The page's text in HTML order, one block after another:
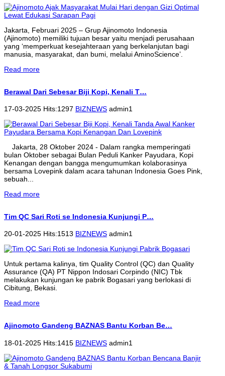
Jakarta, Februari 2025 – Grup Ajinomoto Indonesia
(Ajinomoto) memiliki tujuan besar yaitu menjadi perusahaan
yang ‘memperkuat kesejahteraan yang berkelanjutan bagi
manusia, masyarakat, dan bumi, melalui AminoScience’.
Read more
Berawal Dari Sebesar Biji Kopi, Kenali T…
17-03-2025 Hits:1297 BIZNEWS admin1
Jakarta, 28 Oktober 2024 - Dalam rangka memperingati
bulan Oktober sebagai Bulan Peduli Kanker Payudara, Kopi
Kenangan dengan bangga mengumumkan kolaborasinya
bersama Lovepink dalam acara tahunan Indonesia Goes Pink,
sebuah...
Read more
Tim QC Sari Roti se Indonesia Kunjungi P…
20-01-2025 Hits:1513 BIZNEWS admin1
Untuk pertama kalinya, tim Quality Control (QC) dan Quality
Assurance (QA) PT Nippon Indosari Corpindo (NIC) Tbk
melakukan kunjungan ke pabrik Bogasari yang berlokasi di
Cibitung, Bekasi.
Read more
Ajinomoto Gandeng BAZNAS Bantu Korban Be…
18-01-2025 Hits:1415 BIZNEWS admin1